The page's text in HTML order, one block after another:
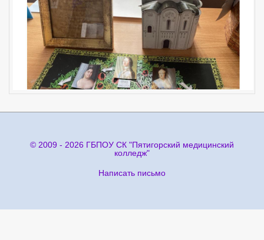
© 2009 - 2026 ГБПОУ СК "Пятигорский медицинский
колледж"
Написать письмо